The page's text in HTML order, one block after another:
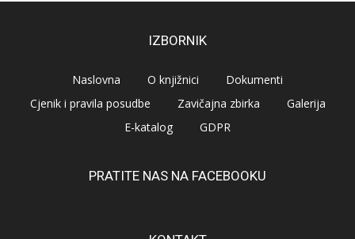
IZBORNIK
Naslovna O knjižnici
Dokumenti
Cjenik i pravila posudbe
Zavičajna zbirka
Galerija
E-katalog
GDPR
PRATITE NAS NA FACEBOOKU